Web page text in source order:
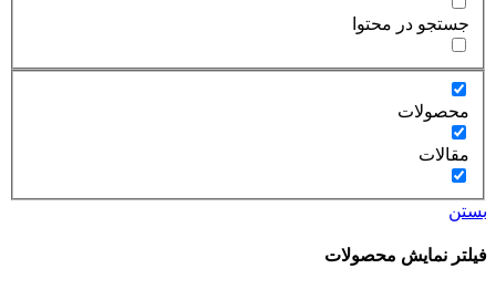
جستجو در محتوا
محصولات
مقالات
بستن
فیلتر نمایش محصولات